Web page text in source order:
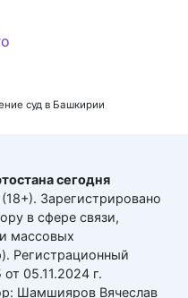
суд в Башкирии
сегодня
Зарегистрировано
в сфере связи,
массовых
Регистрационный
05.11.2024 г.
Шамшияров Вячеслав